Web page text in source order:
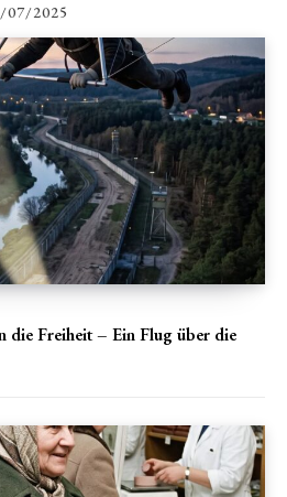
07/2025
die Freiheit – Ein Flug über die